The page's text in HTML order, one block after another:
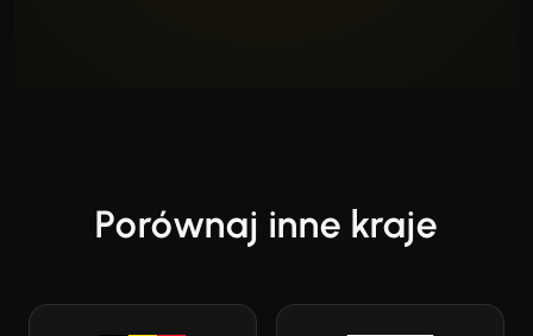
Porównaj inne kraje